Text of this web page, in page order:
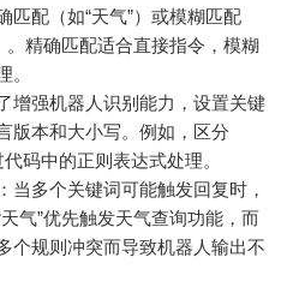
匹配（如“天气”）或模糊匹配
。精确匹配适合直接指令，模糊
。
增强机器人识别能力，设置关键
版本和大小写。例如，区分
代码中的正则表达式处理。
：当多个关键词可能触发回复时，
气”优先触发天气查询功能，而
个规则冲突而导致机器人输出不